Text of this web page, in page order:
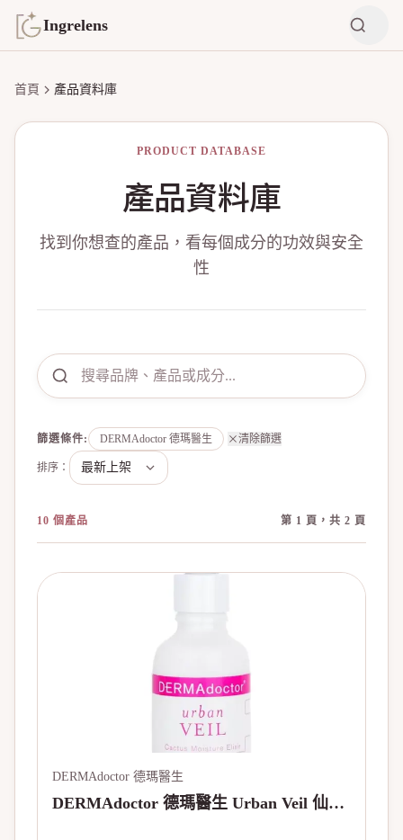
Ingrelens
首頁 產品資料庫
PRODUCT DATABASE
產品資料庫
找到你想查的產品，看每個成分的功效與安全
性
篩選條件: DERMAdoctor 德瑪醫生 清除篩選
排序：
10 個產品 第 1 頁，共 2 頁
DERMAdoctor 德瑪醫生
DERMAdoctor 德瑪醫生 Urban Veil 仙人